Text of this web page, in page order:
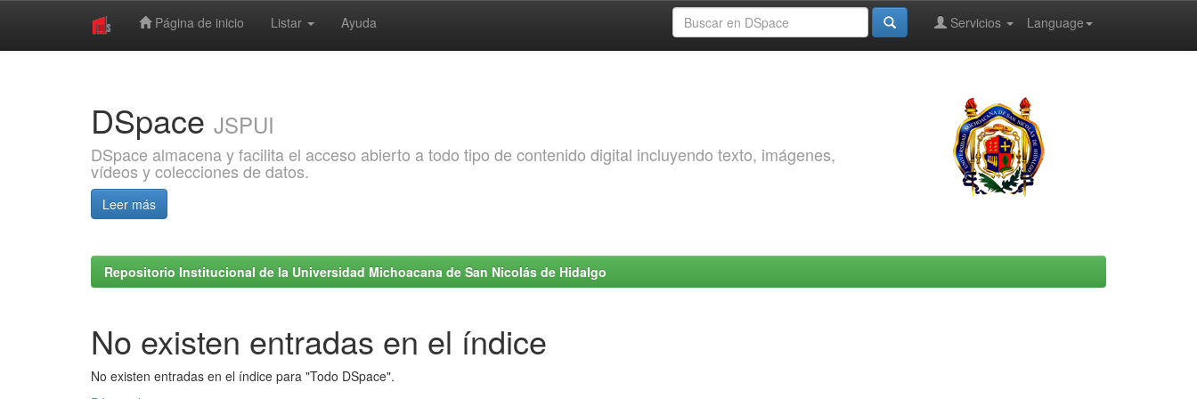
Página de inicio Listar Ayuda Language
Servicios
DSpace JSPUI
DSpace almacena y facilita el acceso abierto a todo tipo de contenido digital incluyendo texto, imágenes,
vídeos y colecciones de datos.
Leer más
Repositorio Institucional de la Universidad Michoacana de San Nicolás de Hidalgo
No existen entradas en el índice
No existen entradas en el índice para "Todo DSpace".